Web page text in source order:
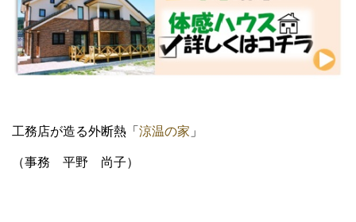
工務店が造る外断熱「 涼温の家 」
（事務 平野 尚子）